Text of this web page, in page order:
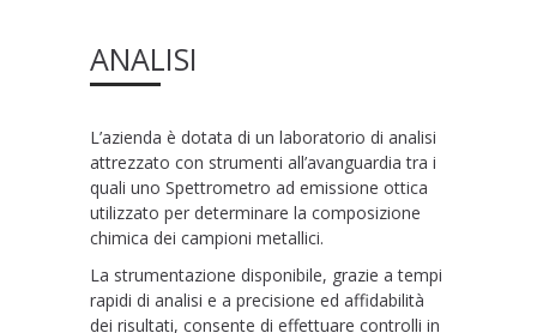
ANALISI
L’azienda è dotata di un laboratorio di analisi
attrezzato con strumenti all’avanguardia tra i
quali uno Spettrometro ad emissione ottica
utilizzato per determinare la composizione
chimica dei campioni metallici.
La strumentazione disponibile, grazie a tempi
rapidi di analisi e a precisione ed affidabilità
dei risultati, consente di effettuare controlli in